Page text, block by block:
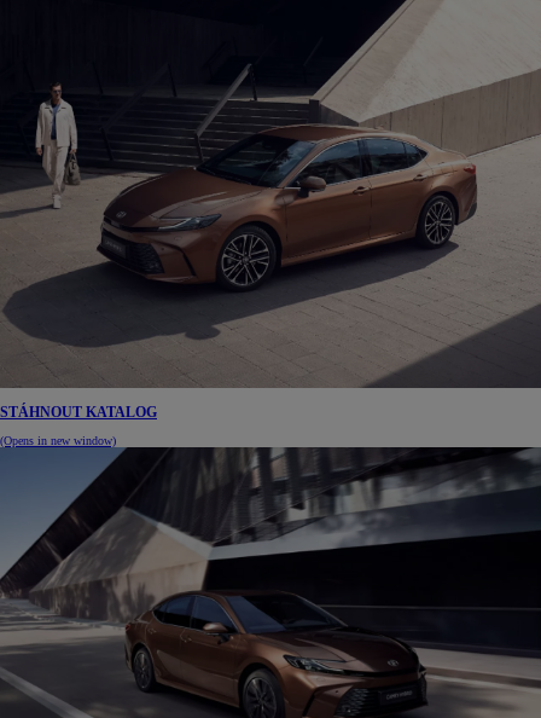
STÁHNOUT KATALOG
(Opens in new window)